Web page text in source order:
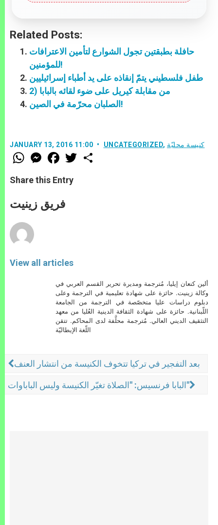
Related Posts:
حافلة بطبقتين تجول الشوارع لتأمين الاعترافات
للمؤمنين!
طفل فلسطيني يتمّ إنقاذه على يد أطباء إسرائيليين
من مقابلة كيريل على ضوء لقائه بالبابا (2
الصلبان محرّمة في الصين!
JANUARY 13, 2016 11:00 UNCATEGORIZED, كنيسة محليّة
W
h
t
s
p
p
M
e
s
e
g
e
F
a
e
b
o
k
w
Share this Entry
فريق زينيت
View all articles
ألين كنعان إيليا، مُترجمة ومديرة تحرير القسم العربي في
وكالة زينيت. حائزة على شهادة تعليمية في الترجمة وعلى
دبلوم دراسات عليا متخصّصة في الترجمة من الجامعة
اللّبنانية. حائزة على شهادة الثقافة الدينية العُليا من معهد
التثقيف الديني العالي. مُترجمة محلَّفة لدى المحاكم. تتقن
اللّغة الإيطاليّة
بعد التفجير في تركيا تتخوف الكنيسة من انتشار العنف
البابا فرنسيس: "الصلاة تغيّر الكنيسة وليس الباباوات"